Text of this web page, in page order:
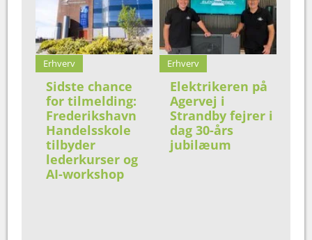
Erhverv
Sidste chance
for tilmelding:
Frederikshavn
Handelsskole
tilbyder
lederkurser og
AI-workshop
Erhverv
Elektrikeren på
Agervej i
Strandby fejrer i
dag 30-års
jubilæum